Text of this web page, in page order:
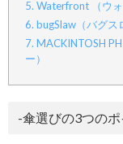
5. Waterfront （ウォ
6. bugSlaw（バグス
7. MACKINTOSH
ー）
-傘選びの3つの